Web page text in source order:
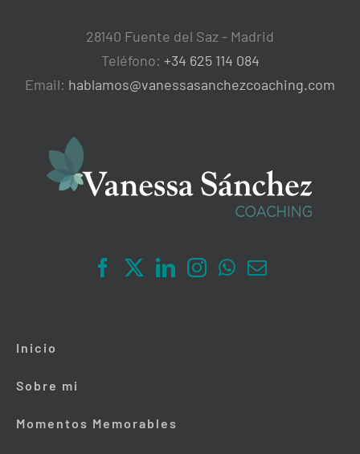
28140 Fuente del Saz - Madrid
Teléfono: +34 625 114 084
Email: hablamos@vanessasanchezcoaching.com
Inicio
Sobre mi
Momentos Memorables